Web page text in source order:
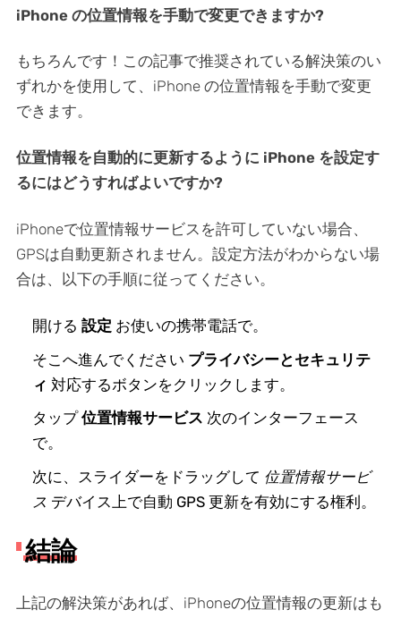
iPhone の位置情報を手動で変更できますか?
もちろんです！この記事で推奨されている解決策のい
ずれかを使用して、iPhone の位置情報を手動で変更
できます。
位置情報を自動的に更新するように iPhone を設定す
るにはどうすればよいですか?
iPhoneで位置情報サービスを許可していない場合、
GPSは自動更新されません。設定方法がわからない場
合は、以下の手順に従ってください。
開ける 設定 お使いの携帯電話で。
そこへ進んでください プライバシーとセキュリテ
ィ 対応するボタンをクリックします。
タップ位置情報サービス 次のインターフェース
で。
次に、スライダーをドラッグして 位置情報サービ
ス デバイス上で自動 GPS 更新を有効にする権利。
結論
上記の解決策があれば、iPhoneの位置情報の更新はも